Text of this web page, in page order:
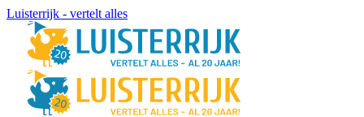
Luisterrijk - vertelt alles